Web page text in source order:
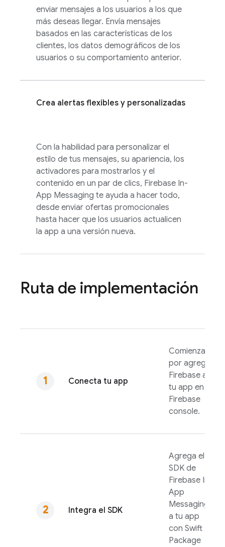
enviar mensajes a los usuarios a los que
más deseas llegar. Envía mensajes
basados en las características de los
clientes, los datos demográficos de los
usuarios o su comportamiento anterior.
Crea alertas flexibles y personalizadas
Con la habilidad para personalizar el
estilo de tus mensajes, su apariencia, los
activadores para mostrarlos y el
contenido en un par de clics, Firebase In-
App Messaging te ayuda a hacer todo,
desde enviar ofertas promocionales
hasta hacer que los usuarios actualicen
la app a una versión nueva.
Ruta de implementación
Conecta tu app
Comienza
por agregar
Firebase a
tu app en
Firebase
console.
Integra el SDK
Agrega el
SDK de
Firebase In-
App
Messaging
a tu app
con Swift
Package